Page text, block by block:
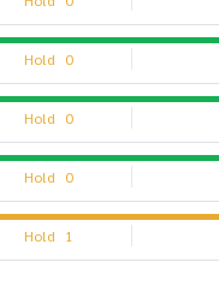
Hold 0
Hold 0
Hold 0
Hold 1